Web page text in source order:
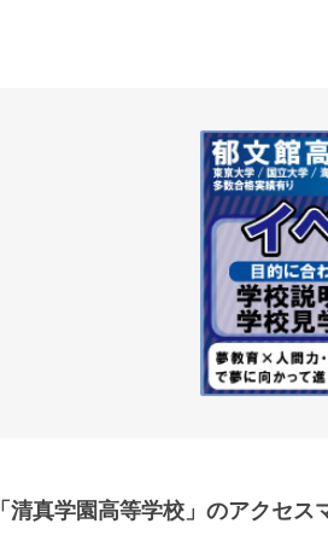
「清真学園高等学校」のアクセス